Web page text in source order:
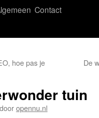
Contact
hoe pas je
De
tuin
dooropennu.nl